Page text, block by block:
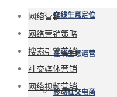
在线生意定位
在线生意运营
移动社交电商
网络营销
网络营销策略
搜索引擎营销
社交媒体营销
网络视频营销